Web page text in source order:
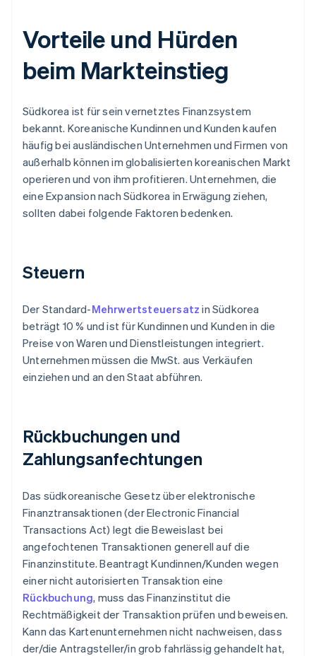
Vorteile und Hürden
beim Markteinstieg
Südkorea ist für sein vernetztes Finanzsystem
bekannt. Koreanische Kundinnen und Kunden kaufen
häufig bei ausländischen Unternehmen und Firmen von
außerhalb können im globalisierten koreanischen Markt
operieren und von ihm profitieren. Unternehmen, die
eine Expansion nach Südkorea in Erwägung ziehen,
sollten dabei folgende Faktoren bedenken.
Steuern
Der Standard-Mehrwertsteuersatz in Südkorea
beträgt 10 % und ist für Kundinnen und Kunden in die
Preise von Waren und Dienstleistungen integriert.
Unternehmen müssen die MwSt. aus Verkäufen
einziehen und an den Staat abführen.
Rückbuchungen und
Zahlungsanfechtungen
Das südkoreanische Gesetz über elektronische
Finanztransaktionen (der Electronic Financial
Transactions Act) legt die Beweislast bei
angefochtenen Transaktionen generell auf die
Finanzinstitute. Beantragt Kundinnen/Kunden wegen
einer nicht autorisierten Transaktion eine
Rückbuchung, muss das Finanzinstitut die
Rechtmäßigkeit der Transaktion prüfen und beweisen.
Kann das Kartenunternehmen nicht nachweisen, dass
der/die Antragsteller/in grob fahrlässig gehandelt hat,